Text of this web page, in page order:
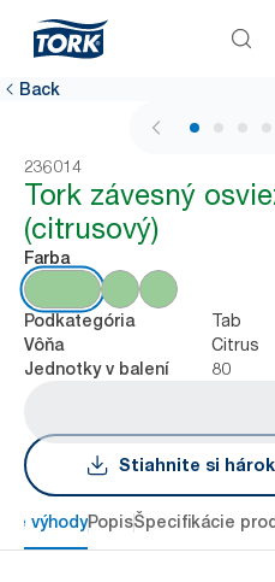
Back
1 / 5
236014
Tork závesný
(citrusový)
Farba
Podkategória Tab
Vôňa Citrus
Jednotky v balení 80
Stiahnite si
výhodyPopisŠpecifikácie